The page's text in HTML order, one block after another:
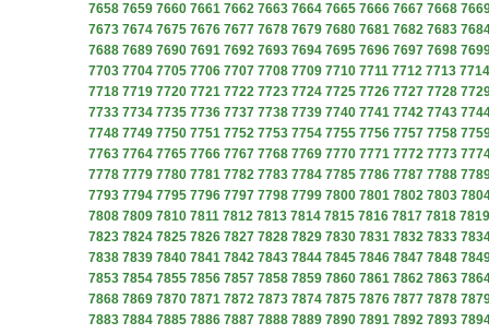
7658 7659 7660 7661 7662 7663 7664 7665 7666 7667 7668
7673 7674 7675 7676 7677 7678 7679 7680 7681 7682 7683
7688 7689 7690 7691 7692 7693 7694 7695 7696 7697 7698
7703 7704 7705 7706 7707 7708 7709 7710 7711 7712 7713 7714
7718 7719 7720 7721 7722 7723 7724 7725 7726 7727 7728
7733 7734 7735 7736 7737 7738 7739 7740 7741 7742 7743
7748 7749 7750 7751 7752 7753 7754 7755 7756 7757 7758
7763 7764 7765 7766 7767 7768 7769 7770 7771 7772 7773
7778 7779 7780 7781 7782 7783 7784 7785 7786 7787 7788
7793 7794 7795 7796 7797 7798 7799 7800 7801 7802 7803
7808 7809 7810 7811 7812 7813 7814 7815 7816 7817 7818 7819
7823 7824 7825 7826 7827 7828 7829 7830 7831 7832 7833
7838 7839 7840 7841 7842 7843 7844 7845 7846 7847 7848
7853 7854 7855 7856 7857 7858 7859 7860 7861 7862 7863
7868 7869 7870 7871 7872 7873 7874 7875 7876 7877 7878
7883 7884 7885 7886 7887 7888 7889 7890 7891 7892 7893